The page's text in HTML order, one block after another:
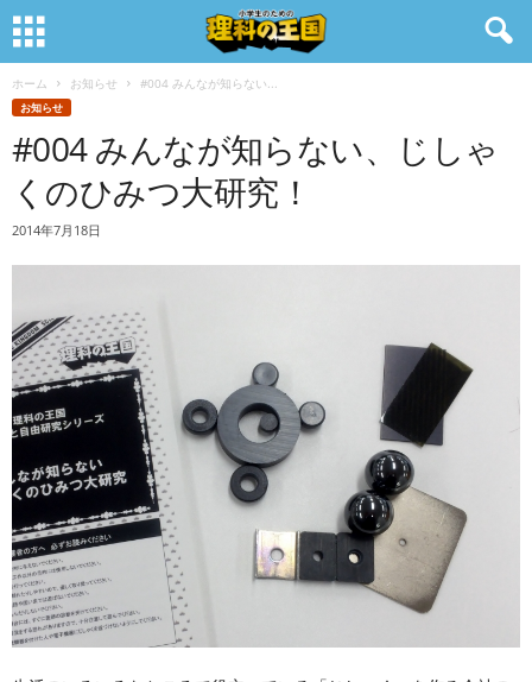
ホーム お知らせ #004 みんなが知らない...
お知らせ
#004 みんなが知らない、じしゃ
くのひみつ大研究！
2014年7月18日